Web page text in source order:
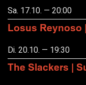
Sa. 17.10. — 20:00
Losus Reynoso
Di. 20.10. — 19:30
The Slackers |